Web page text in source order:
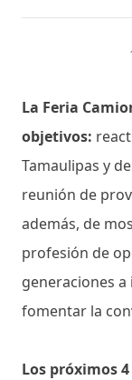
La Feria
objetivos:
Tamaulipas y
reunión de
además, de
profesión de
generaciones
fomentar la
Los próximos